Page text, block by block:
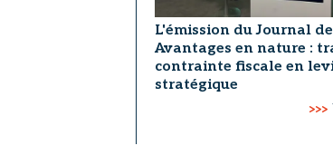
L'émission du Journal
Avantages en nature :
contrainte fiscale en
stratégique
>>>